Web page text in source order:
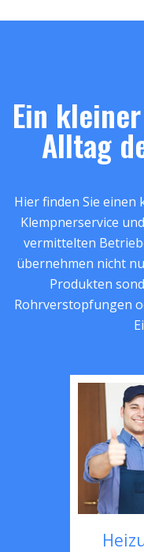
Ein
Alltag
Hier finden Sie einen
Klempnerservice
vermittelten
übernehmen nicht
Produkten
Rohrverstopfungen